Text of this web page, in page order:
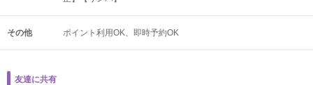
その他 ポイント利用OK 即時予約OK
友達に共有